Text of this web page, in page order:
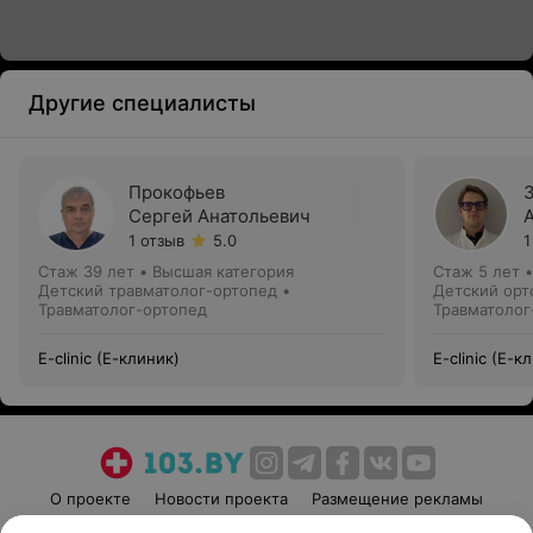
Другие специалисты
Прокофьев
Сергей Анатольевич
1 отзыв
5.0
Стаж 39 лет • Высшая категория
Детский травматолог-ортопед •
Травматолог-ортопед
E-clinic (Е-клиник)
Стаж 5 лет
Детский
E-clinic (Е-
О проекте Новости проекта
Размещение рекламы